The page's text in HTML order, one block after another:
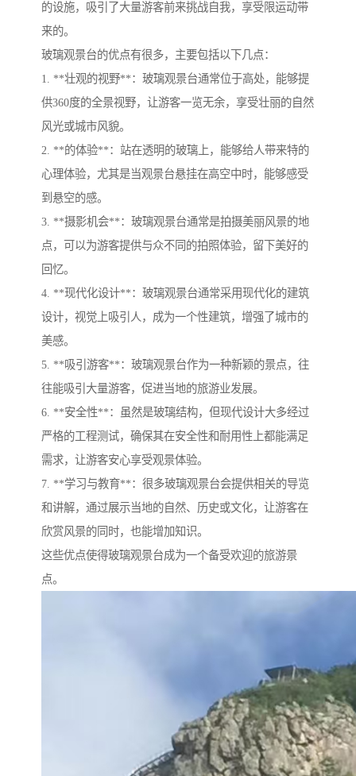
的设施，吸引了大量游客前来挑战自我，享受限运动带
来的。
玻璃观景台的优点有很多，主要包括以下几点：
1. **壮观的视野**：玻璃观景台通常位于高处，能够提
供360度的全景视野，让游客一览无余，享受壮丽的自然
风光或城市风貌。
2. **的体验**：站在透明的玻璃上，能够给人带来特的
心理体验，尤其是当观景台悬挂在高空中时，能够感受
到悬空的感。
3. **摄影机会**：玻璃观景台通常是拍摄美丽风景的地
点，可以为游客提供与众不同的拍照体验，留下美好的
回忆。
4. **现代化设计**：玻璃观景台通常采用现代化的建筑
设计，视觉上吸引人，成为一个性建筑，增强了城市的
美感。
5. **吸引游客**：玻璃观景台作为一种新颖的景点，往
往能吸引大量游客，促进当地的旅游业发展。
6. **安全性**：虽然是玻璃结构，但现代设计大多经过
严格的工程测试，确保其在安全性和耐用性上都能满足
需求，让游客安心享受观景体验。
7. **学习与教育**：很多玻璃观景台会提供相关的导览
和讲解，通过展示当地的自然、历史或文化，让游客在
欣赏风景的同时，也能增加知识。
这些优点使得玻璃观景台成为一个备受欢迎的旅游景
点。